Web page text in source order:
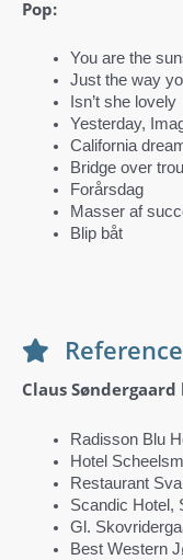
Pop:
You are the
Just the way
Isn’t she lovely
Yesterday,
California
Bridge over
Forårsdag
Masser af
Blip båt
Claus
Radisson Blu
Hotel
Restaurant
Scandic Hotel,
Gl.
Best Western